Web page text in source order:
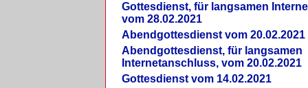
Gottesdienst, für langsamen
vom 28.02.2021
Abendgottesdienst vom 20.02.2021
Abendgottesdienst, für langsamen
Internetanschluss, vom 20.02.2021
Gottesdienst vom 14.02.2021